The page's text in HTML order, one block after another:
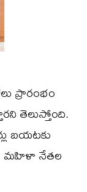
ప్రారంభం
తెలుస్తోంది.
బయటకు
మహిళా నేతల